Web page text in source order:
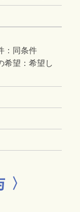
：同条件
希望：希望し
〉